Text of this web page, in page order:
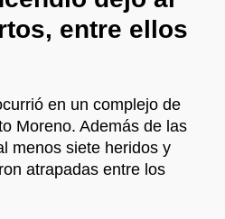
entre ellos
en un complejo de
Moreno. Además de las
menos siete heridos y
atrapadas entre los